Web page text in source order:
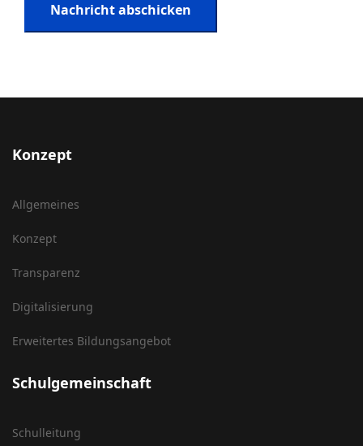
Nachricht abschicken
Konzept
Allgemeines
Konzept
Transparenz
Digitalisierung
Erweitertes Bildungsangebot
Schulgemeinschaft
Schulleitung